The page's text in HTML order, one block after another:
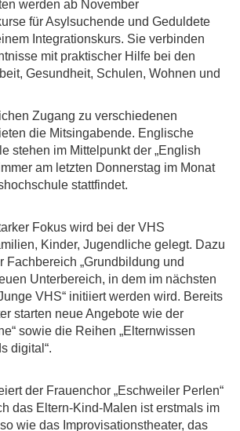
werden ab November
für Asylsuchende und Geduldete
Integrationskurs. Sie verbinden
mit praktischer Hilfe bei den
Gesundheit, Schulen, Wohnen und
Zugang zu verschiedenen
die Mitsingabende. Englische
stehen im Mittelpunkt der „English
am letzten Donnerstag im Monat
stattfindet.
Fokus wird bei der VHS
Kinder, Jugendliche gelegt. Dazu
Fachbereich „Grundbildung und
Unterbereich, in dem im nächsten
VHS“ initiiert werden wird. Bereits
starten neue Angebote wie der
sowie die Reihen „Elternwissen
digital“.
der Frauenchor „Eschweiler Perlen“
das Eltern-Kind-Malen ist erstmals im
wie das Improvisationstheater, das